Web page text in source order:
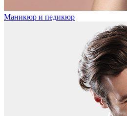
Маникюр и педикюр